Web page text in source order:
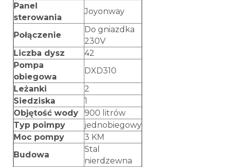
Panel
sterowania
Joyonway
Połączenie
Do gniazdka
230V
Liczba dysz
42
Pompa
obiegowa
DXD310
Leżanki
2
Siedziska
1
Objętość wody
900 litrów
Typ poimpy
jednobiegowy
Moc pompy
3 KM
Budowa
Stal
nierdzewna